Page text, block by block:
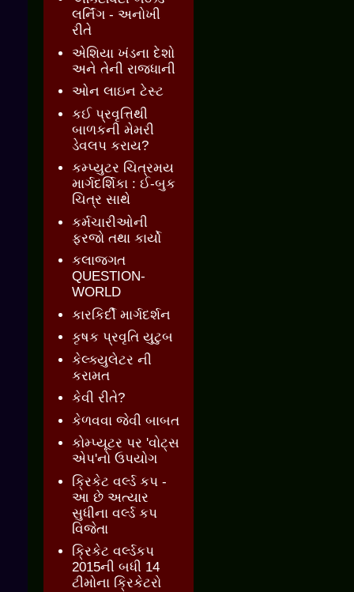
લર્નિંગ - અનોખી
રીતે
એશિયા ખંડના દેશો
અને તેની રાજધાની
ઓન લાઇન ટેસ્ટ
કઈ પ્રવૃત્તિથી
બાળકની મેમરી
ડેવલપ કરાય?
કમ્પ્યુટર ચિત્રમય
માર્ગદર્શિકા : ઈ-બુક
ચિત્ર સાથે
કર્મચારીઓની
ફરજો તથા કાર્યો
કલાજગત
QUESTION-
WORLD
કારકિર્દી માર્ગદર્શન
કૃષક પ્રવૃતિ યુટુબ
કેલ્ક્યુલેટર ની
કરામત
કેવી રીતે?
કેળવવા જેવી બાબત
કોમ્પ્યૂટર પર 'વોટ્સ
એપ'નો ઉપયોગ
ક્રિકેટ વર્લ્ડ કપ -
આ છે અત્યાર
સુધીના વર્લ્ડ કપ
વિજેતા
ક્રિકેટ વર્લ્ડકપ
2015ની બધી 14
ટીમોના ક્રિકેટરો